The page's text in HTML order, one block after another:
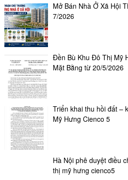
Mở Bán Nhà Ở Xã Hội
7/2026
Đền Bù Khu Đô Thị Mỹ
Mặt Bằng từ 20/5/2026
Triển khai thu hồi đất –
Mỹ Hưng Cienco 5
Hà Nội phê duyệt điều
thị mỹ hưng cienco5